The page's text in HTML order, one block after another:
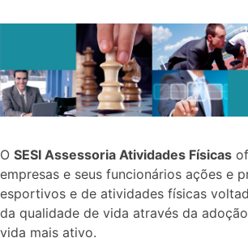
O SESI Assessoria Atividades Físicas
empresas e seus funcionários ações e
esportivos e de atividades físicas
da qualidade de vida através da
vida mais ativo.